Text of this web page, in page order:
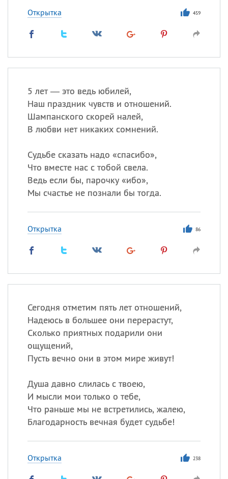
Открытка 459
5 лет — это ведь юбилей,
Наш праздник чувств и отношений.
Шампанского скорей налей,
В любви нет никаких сомнений.
Судьбе сказать надо «спасибо»,
Что вместе нас с тобой свела.
Ведь если бы, парочку «ибо»,
Мы счастье не познали бы тогда.
Открытка 86
Сегодня отметим пять лет отношений,
Надеюсь в большее они перерастут,
Сколько приятных подарили они
ощущений,
Пусть вечно они в этом мире живут!
Душа давно слилась с твоею,
И мысли мои только о тебе,
Что раньше мы не встретились, жалею,
Благодарность вечная будет судьбе!
Открытка 238